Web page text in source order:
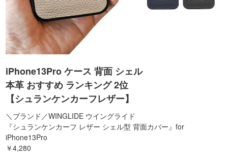
iPhone13Pro ケース 背面 シェル
本革 おすすめ ランキング 2位
【シュランケンカーフレザー】
＼ブランド／WINGLIDE ウイングライド
『シュランケンカーフ レザー シェル型 背面カバー』for
iPhone13Pro
￥4,280